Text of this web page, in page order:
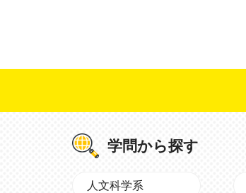
学問から探す
人文科学系